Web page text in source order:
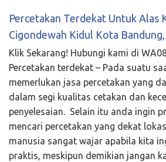
Percetakan Terdekat Untuk Alas
Cigondewah Kidul Kota
Klik Sekarang! Hubungi kami di
Percetakan terdekat – Pada suatu
memerlukan jasa percetakan yang
dalam segi kualitas cetakan dan
penyelesaian. Selain itu anda ingin
mencari percetakan yang dekat
manusia sangat wajar apabila kita
praktis, meskipun demikian jangan